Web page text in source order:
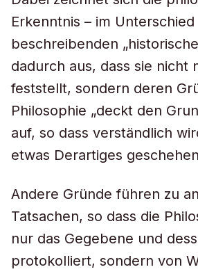
Erkenntnis – im
beschreibenden
dadurch aus, dass sie nicht
feststellt, sondern deren
Philosophie „deckt den
auf, so dass verständlich
etwas Derartiges
Andere Gründe führen zu
Tatsachen, so dass die
nur das Gegebene und
protokolliert, sondern von